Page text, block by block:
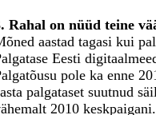
Rahal on nüüd teine
aastad tagasi kui
Eesti
pole ka enne
palgataset suutnud
2010